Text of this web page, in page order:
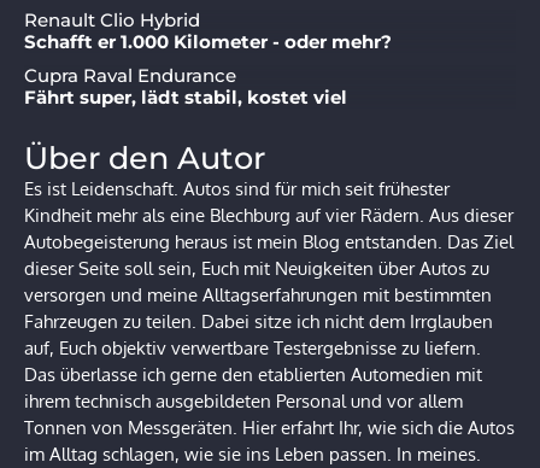
Renault Clio Hybrid
Schafft er 1.000 Kilometer - oder mehr?
Cupra Raval Endurance
Fährt super, lädt stabil, kostet viel
Über den Autor
Es ist Leidenschaft. Autos sind für mich seit frühester
Kindheit mehr als eine Blechburg auf vier Rädern. Aus dieser
Autobegeisterung heraus ist mein Blog entstanden. Das Ziel
dieser Seite soll sein, Euch mit Neuigkeiten über Autos zu
versorgen und meine Alltagserfahrungen mit bestimmten
Fahrzeugen zu teilen. Dabei sitze ich nicht dem Irrglauben
auf, Euch objektiv verwertbare Testergebnisse zu liefern.
Das überlasse ich gerne den etablierten Automedien mit
ihrem technisch ausgebildeten Personal und vor allem
Tonnen von Messgeräten. Hier erfahrt Ihr, wie sich die Autos
im Alltag schlagen, wie sie ins Leben passen. In meines.